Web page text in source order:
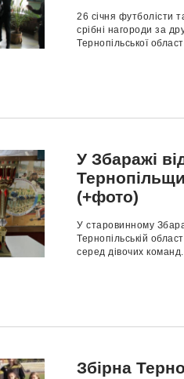
26 січня футболісти
срібні нагороди за
Тернопільської
У Збаражі
(+фото)
У старовинному
Тернопільській
серед дівочих
Збірна